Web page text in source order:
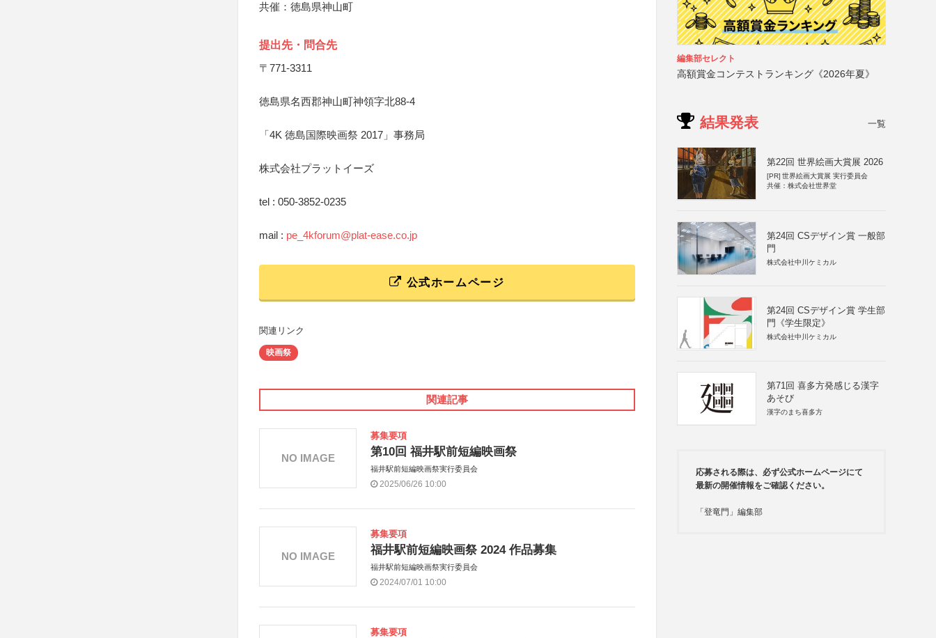
共催：徳島県神山町
提出先・問合先
〒771-3311
徳島県名西郡神山町神領字北88-4
「4K 徳島国際映画祭 2017」事務局
株式会社プラットイーズ
tel : 050-3852-0235
mail : pe_4kforum@plat-ease.co.jp
公式ホームページ
関連リンク
映画祭
関連記事
募集要項
第10回 福井駅前短編映画祭
福井駅前短編映画祭実行委員会
2025/06/26 10:00
NO IMAGE
募集要項
福井駅前短編映画祭 2024 作品募集
福井駅前短編映画祭実行委員会
2024/07/01 10:00
NO IMAGE
募集要項
編集部セレクト
高額賞金コンテストランキング《2026年夏》
結果発表 一覧
第22回 世界絵画大賞展 2026
[PR] 世界絵画大賞展 実行委員会
共催：株式会社世界堂
第24回 CSデザイン賞 一般部
門
株式会社中川ケミカル
第24回 CSデザイン賞 学生部
門《学生限定》
株式会社中川ケミカル
第71回 喜多方発感じる漢字
あそび
漢字のまち喜多方
応募される際は、必ず公式ホームページにて
最新の開催情報をご確認ください。
「登竜門」編集部